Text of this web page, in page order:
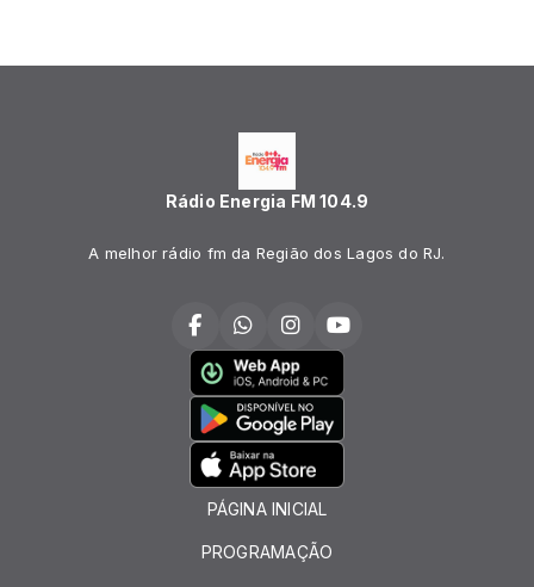
Rádio Energia FM 104.9
A melhor rádio fm da Região dos Lagos do RJ.
PÁGINA INICIAL
PROGRAMAÇÃO